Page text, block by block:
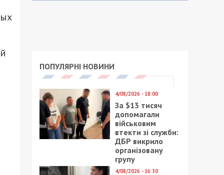
ПОПУЛЯРНІ НОВИНИ
4/08/2026 - 18:00
За $13 тисяч
допомагали
військовим
втекти зі служби:
ДБР викрило
організовану
групу
4/08/2026 - 16:30